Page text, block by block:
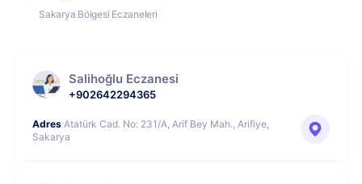
Sakarya Bölgesi Eczaneleri
Salihoğlu Eczanesi
+902642294365
Adres Atatürk Cad. No: 231/A, Arif Bey Mah., Arifiye,
Sakarya